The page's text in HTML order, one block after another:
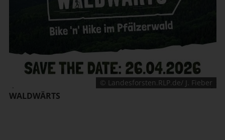
© Landesforsten.RLP.de/ J. Fieber
WALDWÄRTS